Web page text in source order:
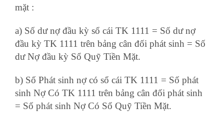
mặt :
a) Số dư nợ đầu kỳ sổ cái TK 1111 = Số dư nợ
đầu kỳ TK 1111 trên bảng cân đối phát sinh = Số
dư Nợ đầu kỳ Sổ Quỹ Tiền Mặt.
b) Số Phát sinh nợ có sổ cái TK 1111 = Số phát
sinh Nợ Có TK 1111 trên bảng cân đối phát sinh
= Số phát sinh Nợ Có Sổ Quỹ Tiền Mặt.